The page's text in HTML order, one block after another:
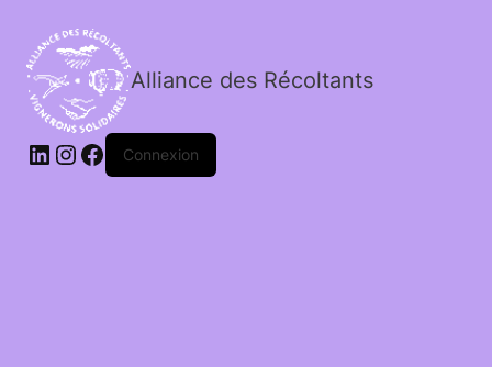
Alliance des Récoltants
Connexion